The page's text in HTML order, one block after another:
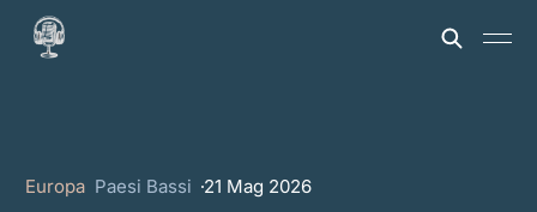
Europa Paesi Bassi 21 Mag 2026